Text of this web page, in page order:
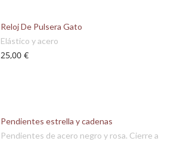
Reloj De Pulsera Gato
Elástico y acero
25,00 €
Pendientes estrella y cadenas
Pendientes de acero negro y rosa. Cierre a